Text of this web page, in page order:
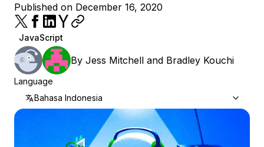
Published on December 16, 2020
JavaScript
By Jess Mitchell and Bradley Kouchi
Language
Bahasa Indonesia